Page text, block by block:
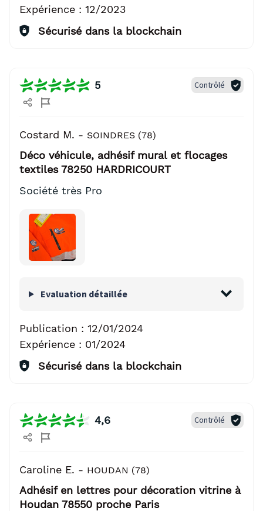
Expérience : 12/2023
Sécurisé dans la blockchain
5 Contrôlé
Costard M. - SOINDRES (78)
Déco véhicule, adhésif mural et flocages
textiles 78250 HARDRICOURT
Société très Pro
Evaluation détaillée
Publication : 12/01/2024
Expérience : 01/2024
Sécurisé dans la blockchain
4,6 Contrôlé
Caroline E. - HOUDAN (78)
Adhésif en lettres pour décoration vitrine à
Houdan 78550 proche Paris